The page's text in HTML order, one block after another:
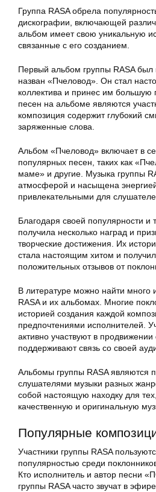
Группа RASA обрела
дискографии, включающей
альбом имеет свою уникальную
связанные с его созданием.
Первый альбом группы RASA был
назван «Пчеловод». Он стал
коллектива и принес им большую
песен на альбоме являются
композиция содержит глубокий
заряженные слова.
Альбом «Пчеловод» включает в
популярных песен, таких как
маме» и другие. Музыка группы
атмосферой и насыщена
привлекательными для
Благодаря своей популярности и
получила несколько наград и
творческие достижения. Их
стала настоящим хитом и
положительных отзывов от
В литературе можно найти
RASA и их альбомах. Многие
историей создания каждой
предпочтениями исполнителей.
активно участвуют в
поддерживают связь со своей
Альбомы группы RASA являются
слушателями музыки разных
собой настоящую находку для
качественную и оригинальную
Популярные
Участники группы RASA
популярностью среди
Кто исполнитель и автор песни
группы RASA часто звучат в